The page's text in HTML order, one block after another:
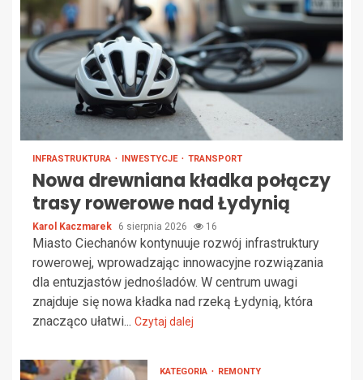
INFRASTRUKTURA INWESTYCJE TRANSPORT
Nowa drewniana kładka połączy
trasy rowerowe nad Łydynią
Karol Kaczmarek 6 sierpnia 2026 16
Miasto Ciechanów kontynuuje rozwój infrastruktury
rowerowej, wprowadzając innowacyjne rozwiązania
dla entuzjastów jednośladów. W centrum uwagi
znajduje się nowa kładka nad rzeką Łydynią, która
znacząco ułatwi... Czytaj dalej
KATEGORIA REMONTY